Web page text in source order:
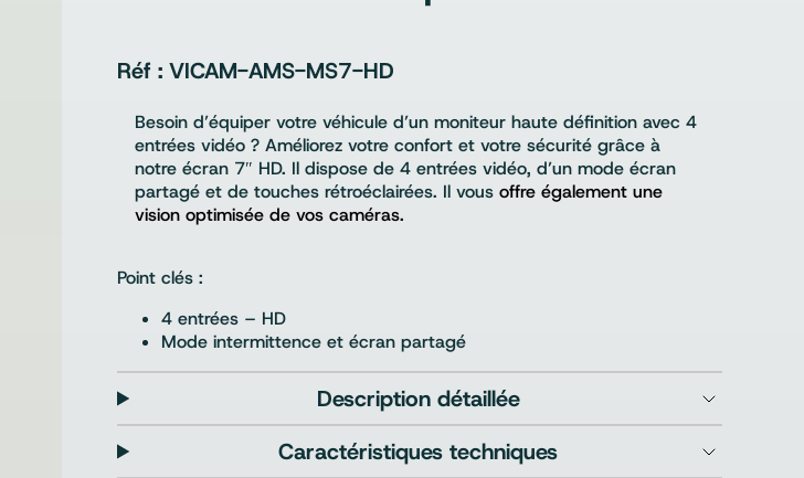
VICAM-AMS-MS7-HD
Besoin d’équiper votre véhicule d’un moniteur haute définition avec 4
entrées vidéo ? Améliorez votre confort et votre sécurité grâce à
notre écran 7″ HD. Il dispose de 4 entrées vidéo, d’un mode écran
partagé et de touches rétroéclairées. Il vous offre également une
vision optimisée de vos caméras.
Point clés :
4 entrées – HD
Mode intermittence et écran partagé
Description détaillée
Caractéristiques techniques